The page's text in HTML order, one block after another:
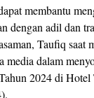
membantu
dengan adil dan
Taufiq saat
media dalam
2024 di